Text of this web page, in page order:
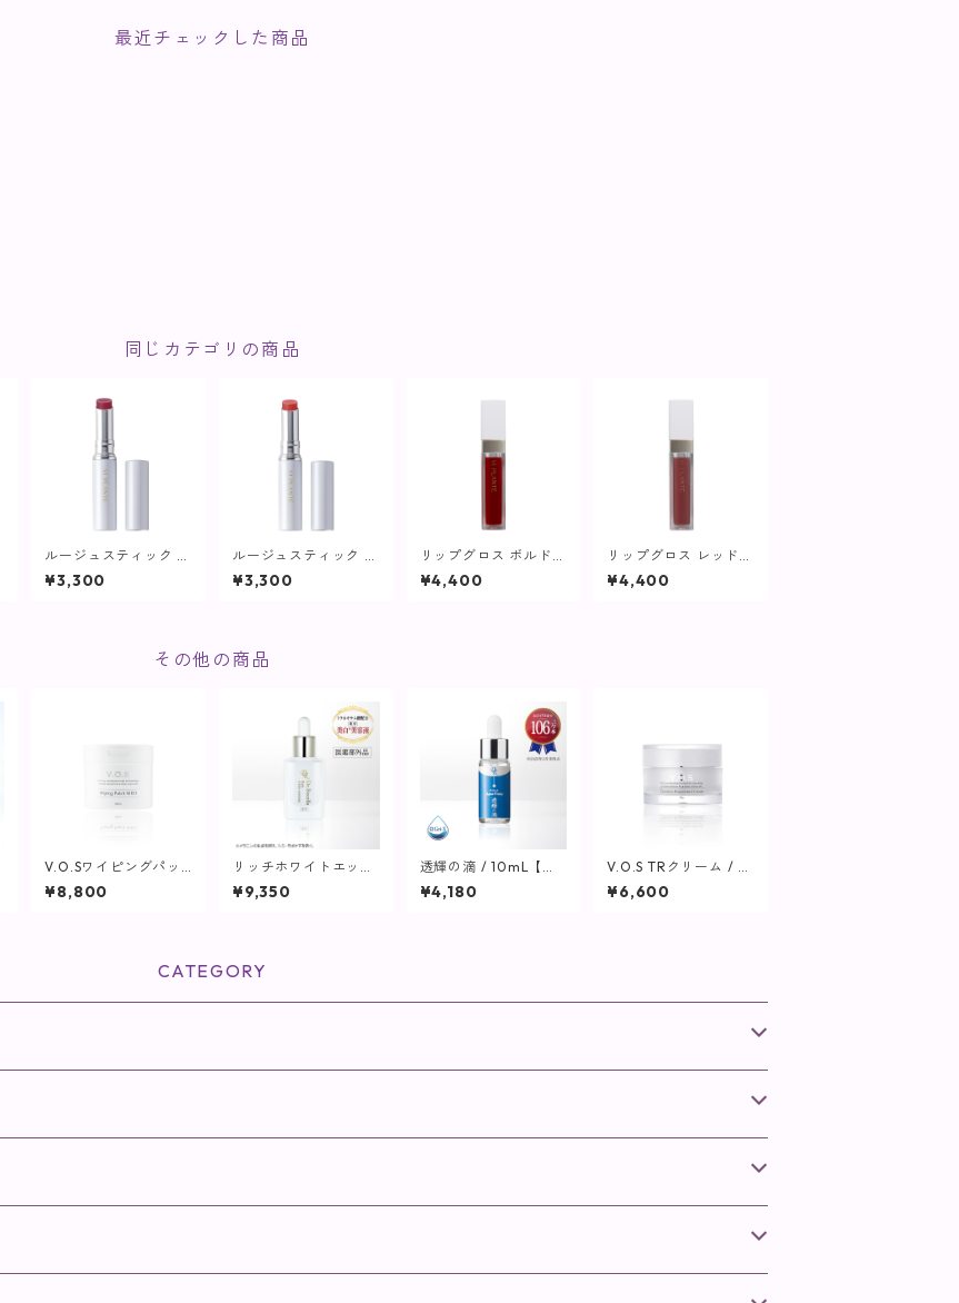
最近チェックした商品
同じカテゴリの商品
ルージュスティック ロ
ーズレッド【ヴィプラ
ンツ】
¥3,300
ルージュスティック コ
ーラルレッド【ヴィプ
ランツ】
¥3,300
リップグロス ボルドー
レッド【ヴィプラン
ツ】
¥4,400
リップグロス レッドベ
ージュ【ヴィプラン
ツ】
¥4,400
その他の商品
V.O.Sワイピングパッ
チ SIRO(白)230ml(80
枚入り)【SPICARE】
¥8,800
リッチホワイトエッセ
ンス / 30mL【美容
液】
¥9,350
透輝の滴 / 10mL【美
容液】
¥4,180
V.O.S TRクリーム / 5
0g【SPICARE】
¥6,600
CATEGORY